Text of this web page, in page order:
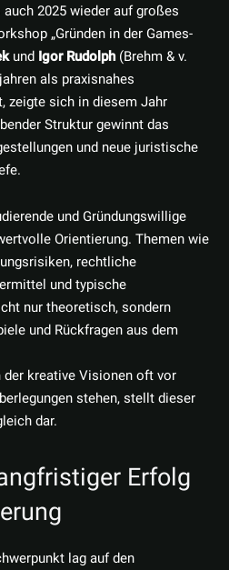
2025 wieder auf großes
„Gründen in der Games-
und Igor Rudolph (Brehm & v.
als praxisnahes
zeigte sich in diesem Jahr
Struktur gewinnt das
und neue juristische
und Gründungswillige
Orientierung. Themen wie
rechtliche
und typische
nur theoretisch, sondern
und Rückfragen aus dem
der kreative Visionen oft vor
stehen, stellt dieser
dar.
Erfolg
lag auf den